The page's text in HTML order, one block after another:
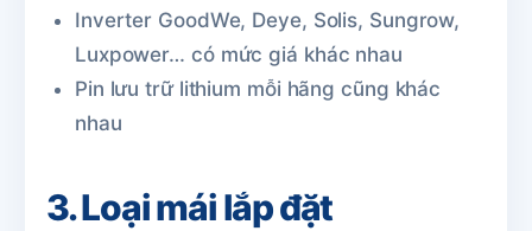
Inverter GoodWe, Deye, Solis, Sungrow,
Luxpower… có mức giá khác nhau
Pin lưu trữ lithium mỗi hãng cũng khác
nhau
3. Loại mái lắp đặt